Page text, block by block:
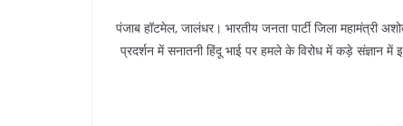
पंजाब हॉटमेल, जालंधर। भारतीय जनता पार्टी जिला महामंत्री
प्रदर्शन में सनातनी हिंदू भाई पर हमले के विरोध में कड़े संज्ञान में